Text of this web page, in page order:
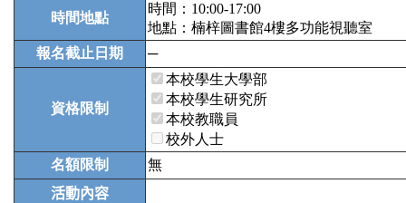
時間地點
時間：10:00-17:00
地點：楠梓圖書館4樓多功能視聽室
報名截止日期
─
資格限制
本校學生大學部
本校學生研究所
本校教職員
校外人士
名額限制
無
活動內容